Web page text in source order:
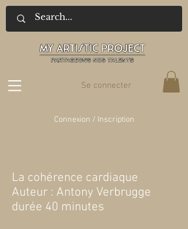
Se connecter
Connexion / Inscription
La cohérence cardiaque
Auteur : Antony Verbrugge
durée 40 minutes